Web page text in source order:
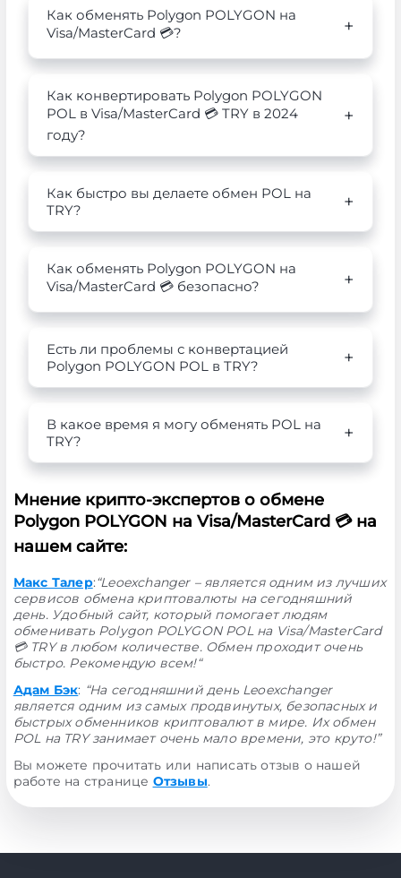
Как обменять Polygon POLYGON на
Visa/MasterCard 💳?
Как конвертировать Polygon POLYGON
POL в Visa/MasterCard 💳 TRY в 2024
году?
Как быстро вы делаете обмен POL на
TRY?
Как обменять Polygon POLYGON на
Visa/MasterCard 💳 безопасно?
Есть ли проблемы с конвертацией
Polygon POLYGON POL в TRY?
В какое время я могу обменять POL на
TRY?
Мнение крипто-экспертов о обмене
Polygon POLYGON на Visa/MasterCard 💳 на
нашем сайте:
Макс Талер:“Leoexchanger – является одним из лучших
сервисов обмена криптовалюты на сегодняшний
день. Удобный сайт, который помогает людям
обменивать Polygon POLYGON POL на Visa/MasterCard
💳 TRY в любом количестве. Обмен проходит очень
быстро. Рекомендую всем!“
Адам Бэк: “На сегодняшний день Leoexchanger
является одним из самых продвинутых, безопасных и
быстрых обменников криптовалют в мире. Их обмен
POL на TRY занимает очень мало времени, это круто!”
Вы можете прочитать или написать отзыв о нашей
работе на странице Отзывы.